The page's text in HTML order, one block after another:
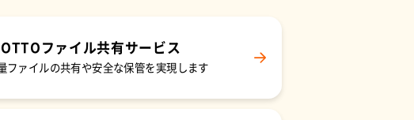
ファイル共有サービス
ファイルの共有や安全な保管を実現します